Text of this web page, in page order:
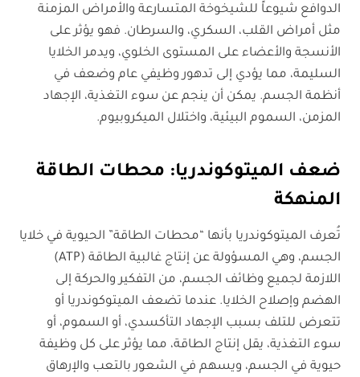
الدوافع شيوعاً للشيخوخة المتسارعة والأمراض المزمنة
مثل أمراض القلب، السكري، والسرطان. فهو يؤثر على
الأنسجة والأعضاء على المستوى الخلوي، ويدمر الخلايا
السليمة، مما يؤدي إلى تدهور وظيفي عام وضعف في
أنظمة الجسم. يمكن أن ينجم عن سوء التغذية، الإجهاد
المزمن، السموم البيئية، واختلال الميكروبيوم.
ضعف الميتوكوندريا: محطات الطاقة
المنهكة
تُعرف الميتوكوندريا بأنها “محطات الطاقة” الحيوية في خلايا
الجسم، وهي المسؤولة عن إنتاج غالبية الطاقة (ATP)
اللازمة لجميع وظائف الجسم، من التفكير والحركة إلى
الهضم وإصلاح الخلايا. عندما تضعف الميتوكوندريا أو
تتعرض للتلف بسبب الإجهاد التأكسدي، أو السموم، أو
سوء التغذية، يقل إنتاج الطاقة، مما يؤثر على كل وظيفة
حيوية في الجسم، ويسهم في الشعور بالتعب والإرهاق